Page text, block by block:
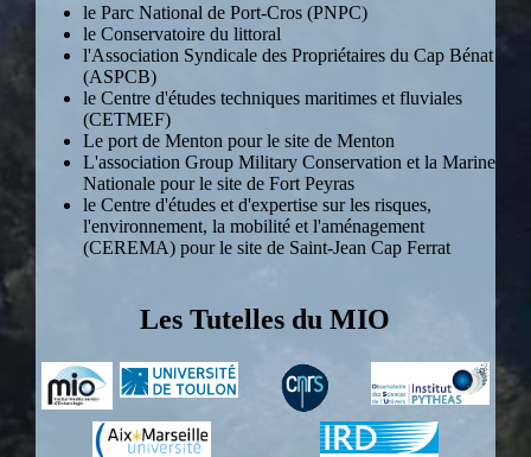
le Parc National de Port-Cros (PNPC)
le Conservatoire du littoral
l'Association Syndicale des Propriétaires du Cap Bénat
(ASPCB)
le Centre d'études techniques maritimes et fluviales
(CETMEF)
Le port de Menton pour le site de Menton
L'association Group Military Conservation et la Marine
Nationale pour le site de Fort Peyras
le Centre d'études et d'expertise sur les risques,
l'environnement, la mobilité et l'aménagement
(CEREMA) pour le site de Saint-Jean Cap Ferrat
Les Tutelles du MIO